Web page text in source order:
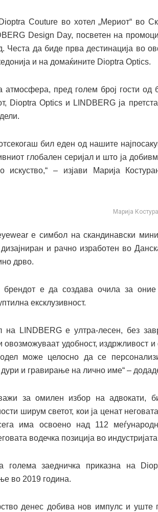
Couture во хотел „Мериот“ во
Design Day, посветен на
Честа да биде прва дестинација во
и на домаќините Dioptra Optics.
атмосфера, пред голем број гости од
Dioptra Optics и LINDBERG ја
бил еден од нашите
глобален серијал и што ја
искуство,“ – изјави Марија
Марија
е симбол на скандинавски
и рачно изработен во
дрво.
брендот е да создава очила за оние
ексклузивност.
на LINDBERG е ултра-лесен, без
овозможуваат удобност, издржливост
може целосно да се
и гравирање на лично име“ –
за омилен избор на адвокати,
ширум светот, кои ја ценат
има освоено над 112
водечка позиција во
голема заедничка приказна на
во 2019 година.
денес добива нов импулс и уште